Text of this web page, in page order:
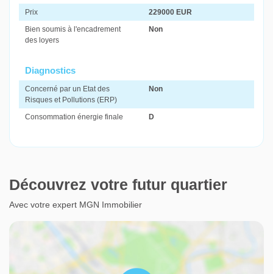
Prix
229000 EUR
Bien soumis à l'encadrement
des loyers
Non
Diagnostics
Concerné par un Etat des
Risques et Pollutions (ERP)
Non
Consommation énergie finale D
Découvrez votre futur quartier
Avec votre expert MGN Immobilier